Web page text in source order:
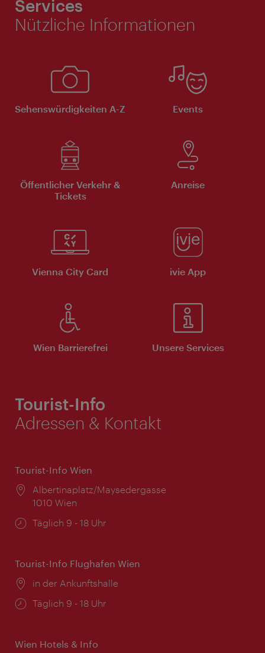
Services
Nützliche Informationen
Sehenswürdigkeiten A-Z Events
Öffentlicher Verkehr &
Tickets
Anreise
Vienna City Card ivie App
Wien Barrierefrei Unsere Services
Tourist-Info
Adressen & Kontakt
Tourist-Info Wien
Ort:
Albertinaplatz/Maysedergasse
1010 Wien
Öffnungszeiten:
Täglich 9 - 18 Uhr
Tourist-Info Flughafen Wien
Ort:
in der Ankunftshalle
Öffnungszeiten:
Täglich 9 - 18 Uhr
Wien Hotels & Info